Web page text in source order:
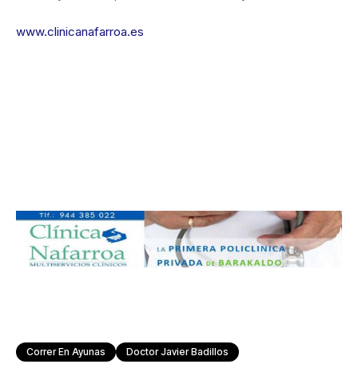
www.clinicanafarroa.es
Correr En Ayunas Doctor Javier Badillos